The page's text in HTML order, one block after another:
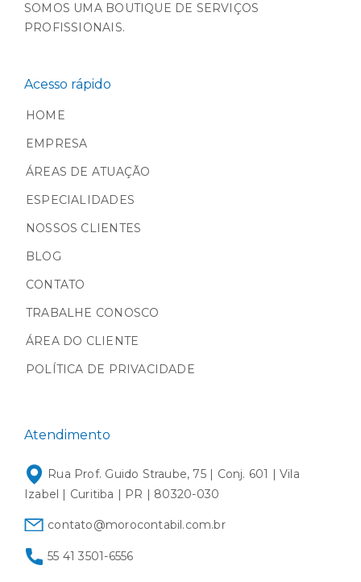
SOMOS UMA BOUTIQUE DE SERVIÇOS
PROFISSIONAIS.
Acesso rápido
HOME
EMPRESA
ÁREAS DE ATUAÇÃO
ESPECIALIDADES
NOSSOS CLIENTES
BLOG
CONTATO
TRABALHE CONOSCO
ÁREA DO CLIENTE
POLÍTICA DE PRIVACIDADE
Atendimento
Rua Prof. Guido Straube, 75 | Conj. 601 | Vila
Izabel | Curitiba | PR | 80320-030
contato@morocontabil.com.br
55 41 3501-6556